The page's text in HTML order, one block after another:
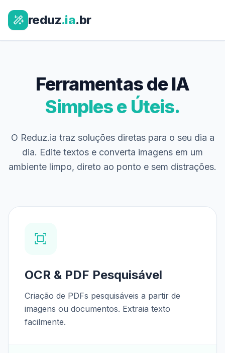
reduz.ia.br
Ferramentas de IA
Simples e Úteis.
O Reduz.ia traz soluções diretas para o seu dia a
dia. Edite textos e converta imagens em um
ambiente limpo, direto ao ponto e sem distrações.
OCR & PDF Pesquisável
Criação de PDFs pesquisáveis a partir de
imagens ou documentos. Extraia texto
facilmente.